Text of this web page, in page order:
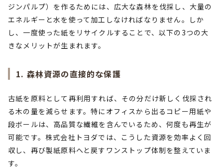
ジンパルプ）を作るためには、広大な森林を伐採し、大量の
エネルギーと水を使って加工しなければなりません。しか
し、一度使った紙をリサイクルすることで、以下の3つの大
きなメリットが生まれます。
1. 森林資源の直接的な保護
古紙を原料として再利用すれば、その分だけ新しく伐採され
る木の量を減らせます。特にオフィスから出るコピー用紙や
段ボールは、高品質な繊維を含んでいるため、何度も再生が
可能です。株式会社トヨダでは、こうした資源を効率よく回
収し、再び製紙原料へと戻すワンストップ体制を整えていま
す。